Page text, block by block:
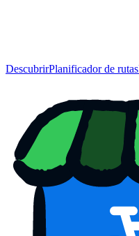
DescubrirPlanificador de rutas